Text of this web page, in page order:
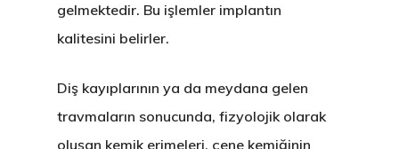
gelmektedir. Bu işlemler implantın
kalitesini belirler.
Diş kayıplarının ya da meydana gelen
travmaların sonucunda, fizyolojik olarak
oluşan kemik erimeleri, çene kemiğinin